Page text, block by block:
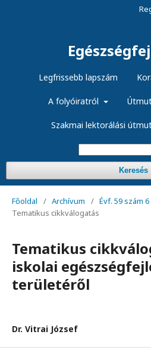
Legfrissebb lapszám
A folyóiratról
Szakmai lektorálási
Keresés
Főoldal / Archívum / Évf. 59 szám 6
Tematikus cikkválogatás
Tematikus
iskolai
területéről
Dr. Vitrai József